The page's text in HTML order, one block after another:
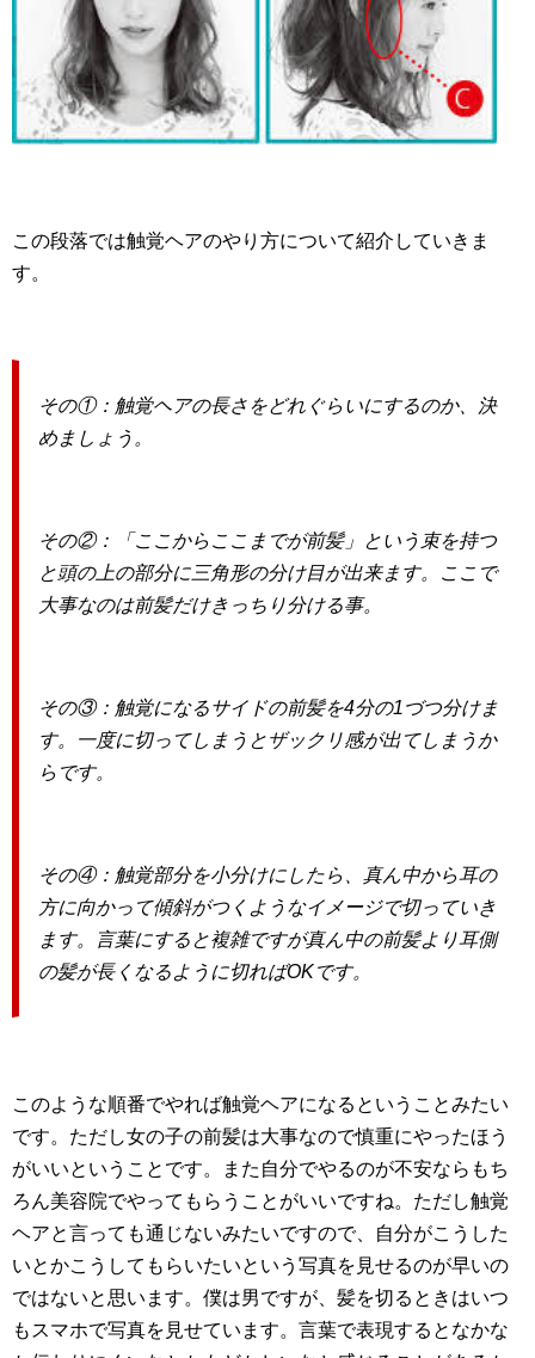
この段落では触覚ヘアのやり方について紹介していきま
す。
その①：触覚ヘアの長さをどれぐらいにするのか、決
めましょう。
その②：「ここからここまでが前髪」という束を持つ
と頭の上の部分に三角形の分け目が出来ます。ここで
大事なのは前髪だけきっちり分ける事。
その③：触覚になるサイドの前髪を4分の1づつ分けま
す。一度に切ってしまうとザックリ感が出てしまうか
らです。
その④：触覚部分を小分けにしたら、真ん中から耳の
方に向かって傾斜がつくようなイメージで切っていき
ます。言葉にすると複雑ですが真ん中の前髪より耳側
の髪が長くなるように切ればOKです。
このような順番でやれば触覚ヘアになるということみたい
です。ただし女の子の前髪は大事なので慎重にやったほう
がいいということです。また自分でやるのが不安ならもち
ろん美容院でやってもらうことがいいですね。ただし触覚
ヘアと言っても通じないみたいですので、自分がこうした
いとかこうしてもらいたいという写真を見せるのが早いの
ではないと思います。僕は男ですが、髪を切るときはいつ
もスマホで写真を見せています。言葉で表現するとなかな